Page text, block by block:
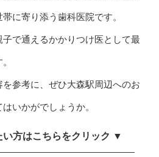
に寄り添う歯科医院です。
で通えるかかりつけ医として最
参考に、ぜひ大森駅周辺へのお
いかがでしょうか。
方はこちらをクリック ▼